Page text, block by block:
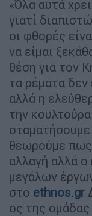
«Όλα αυτά
γιατί
οι φθορές
να είμαι
θέση για τον
τα ρέματα δεν
αλλά η
την
θεωρούμε πως
αλλαγή αλλά
μεγάλων
στο ethnos.gr
ος της